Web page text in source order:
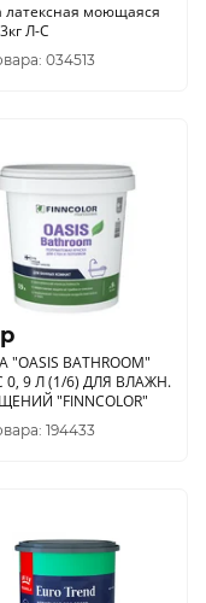
латексная моющаяся
Л-С
034513
"OASIS BATHROOM"
0, 9 Л (1/6) ДЛЯ ВЛАЖН.
"FINNCOLOR"
194433